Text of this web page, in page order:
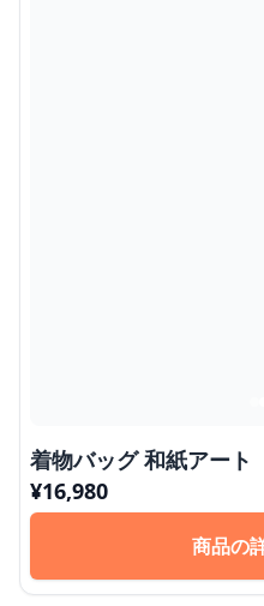
着物バッグ 和紙アート
¥16,980
商品の